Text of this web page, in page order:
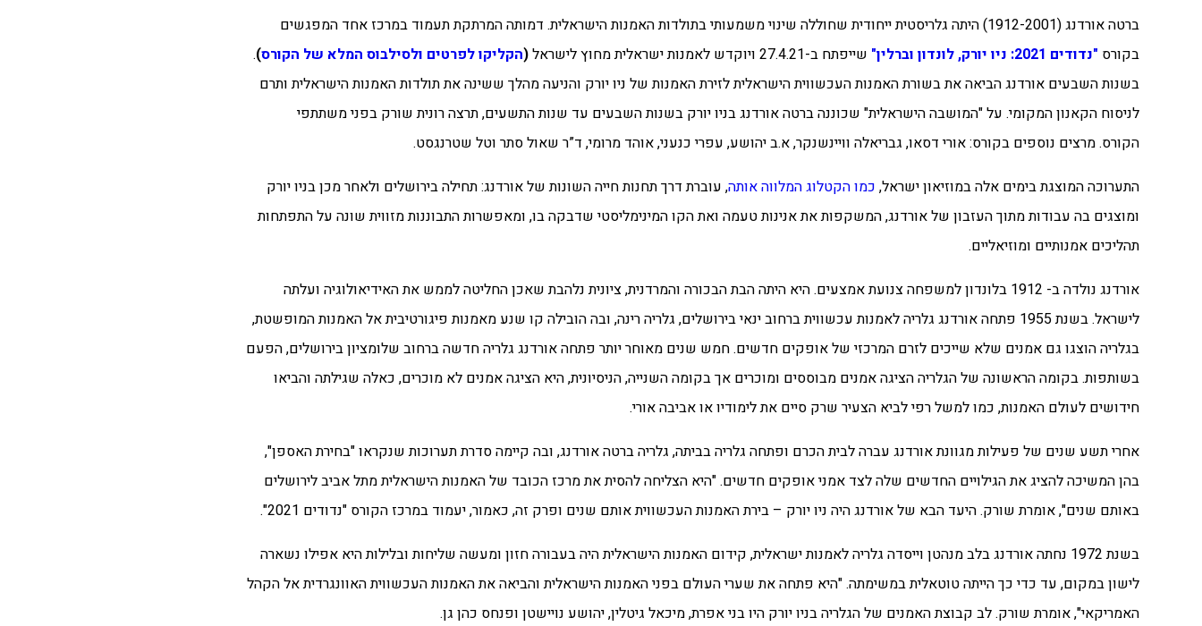
ברטה אורדנג (1912-2001) היתה גלריסטית ייחודית שחוללה שינוי משמעותי בתולדות האמנות הישראלית. דמותה המרתקת תעמוד במרכז אחד המפגשים
בקורס "נדודים 2021: ניו יורק, לונדון וברלין" שייפתח ב-27.4.21 ויוקדש לאמנות ישראלית מחוץ לישראל (הקליקו לפרטים ולסילבוס המלא של הקורס)
.
בשנות השבעים אורדנג הביאה את בשורת האמנות העכשווית הישראלית לזירת האמנות של ניו יורק והניעה מהלך ששינה את תולדות האמנות הישראלית ותרם
לניסוח הקאנון המקומי. על "המושבה הישראלית" שכוננה ברטה אורדנג בניו יורק בשנות השבעים עד שנות התשעים, תרצה רונית שורק בפני משתתפי
הקורס.מרצים נוספים בקורס: אורי דסאו, גבריאלה וויינשנקר, א.ב יהושע, עפרי כנעני, אוהד מרומי, ד”ר שאול סתר וטל שטרנגסט.
התערוכה המוצגת בימים אלה במוזיאון ישראל, כמו הקטלוג המלווה אותה, עוברת דרך תחנות חייה השונות של אורדנג: תחילה בירושלים ולאחר מכן בניו יורק
ומוצגים בה עבודות מתוך העזבון של אורדנג,המשקפות את אנינות טעמה ואת הקו המינימליסטי שדבקה בו, ומאפשרות התבוננות מזווית שונה על התפתחות
תהליכים אמנותיים ומוזיאליים.
אורדנג נולדה ב- 1912 בלונדון למשפחה צנועת אמצעים. היא היתה הבת הבכורה והמרדנית, ציונית נלהבת שאכן החליטה לממש את האידיאולוגיה ועלתה
לישראל. בשנת 1955 פתחה אורדנג גלריה לאמנות עכשווית ברחוב ינאי בירושלים, גלריה רינה, ובה הובילה קו שנע מאמנות פיגורטיבית אל האמנות המופשטת,
בגלריה הוצגו גם אמנים שלא שייכים לזרם המרכזי של אופקים חדשים.חמש שנים מאוחר יותר פתחה אורדנג גלריה חדשה ברחוב שלומציון בירושלים, הפעם
בשותפות.בקומה הראשונה של הגלריה הציגה אמנים מבוססים ומוכרים אך בקומה השנייה, הניסיונית, היא הציגה אמנים לא מוכרים, כאלה שגילתה והביאו
חידושים לעולם האמנות, כמו למשל רפי לביא הצעיר שרק סיים את לימודיו או אביבה אורי.
אחרי תשע שנים של פעילות מגוונת אורדנג עברה לבית הכרם ופתחה גלריה בביתה, גלריה ברטה אורדנג, ובה קיימה סדרת תערוכות שנקראו "בחירת האספן",
בהן המשיכה להציג את הגילויים החדשים שלה לצד אמני אופקים חדשים. "היא הצליחה להסית את מרכז הכובד של האמנות הישראלית מתל אביב לירושלים
באותם שנים", אומרת שורק.היעד הבא של אורדנג היה ניו יורק – בירת האמנות העכשווית אותם שנים ופרק זה, כאמור, יעמוד במרכז הקורס "נדודים 2021".
בשנת 1972 נחתה אורדנג בלב מנהטן וייסדה גלריה לאמנות ישראלית, קידום האמנות הישראלית היה בעבורה חזון ומעשה שליחות ובלילות היא אפילו נשארה
לישון במקום, עד כדי כך הייתה טוטאלית במשימתה. "היא פתחה את שערי העולם בפני האמנות הישראלית והביאה את האמנות העכשווית האוונגרדית אל הקהל
האמריקאי", אומרת שורק. לב קבוצת האמנים של הגלריה בניו יורק היו בני אפרת, מיכאל גיטלין, יהושע נויישטן ופנחס כהן גן.